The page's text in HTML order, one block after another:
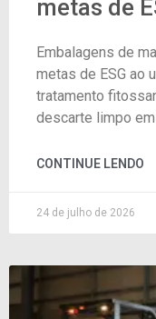
metas de
Embalagens de
metas de ESG ao
tratamento
descarte limpo
CONTINUE LENDO
24 de julho de 2026